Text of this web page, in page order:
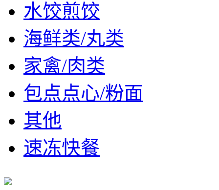
水饺煎饺
海鲜类/丸类
家禽/肉类
包点点心/粉面
其他
速冻快餐